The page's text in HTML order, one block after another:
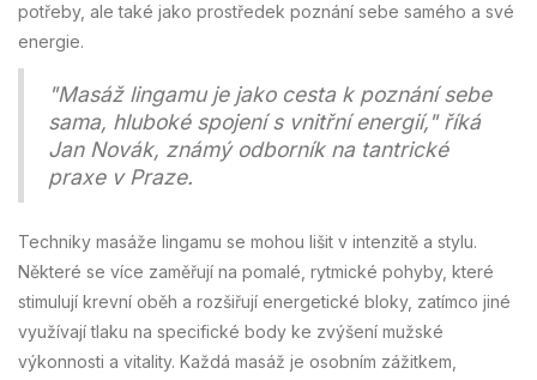
potřeby, ale také jako prostředek poznání sebe samého a své
energie.
"Masáž lingamu je jako cesta k poznání sebe
sama, hluboké spojení s vnitřní energií," říká
Jan Novák, známý odborník na tantrické
praxe v Praze.
Techniky masáže lingamu se mohou lišit v intenzitě a stylu.
Některé se více zaměřují na pomalé, rytmické pohyby, které
stimulují krevní oběh a rozšiřují energetické bloky, zatímco jiné
využívají tlaku na specifické body ke zvýšení mužské
výkonnosti a vitality. Každá masáž je osobním zážitkem,